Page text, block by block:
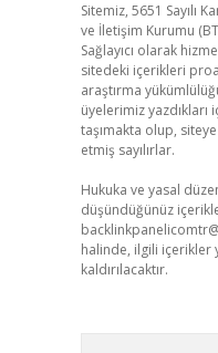
Sitemiz, 5651 Sayılı
ve İletişim Kurumu
Sağlayıcı olarak
sitedeki içerikleri
araştırma
üyelerimiz
taşımakta olup,
etmiş sayılırlar.
Hukuka ve yasal
düşündüğünüz
halinde, ilgili içerikler
kaldırılacaktır.